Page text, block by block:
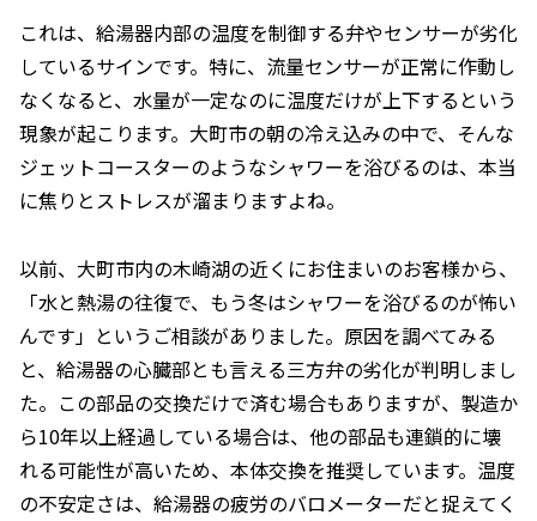
これは、給湯器内部の温度を制御する弁やセンサーが劣化
しているサインです。特に、流量センサーが正常に作動し
なくなると、水量が一定なのに温度だけが上下するという
現象が起こります。大町市の朝の冷え込みの中で、そんな
ジェットコースターのようなシャワーを浴びるのは、本当
に焦りとストレスが溜まりますよね。
以前、大町市内の木崎湖の近くにお住まいのお客様から、
「水と熱湯の往復で、もう冬はシャワーを浴びるのが怖い
んです」というご相談がありました。原因を調べてみる
と、給湯器の心臓部とも言える三方弁の劣化が判明しまし
た。この部品の交換だけで済む場合もありますが、製造か
ら10年以上経過している場合は、他の部品も連鎖的に壊
れる可能性が高いため、本体交換を推奨しています。温度
の不安定さは、給湯器の疲労のバロメーターだと捉えてく